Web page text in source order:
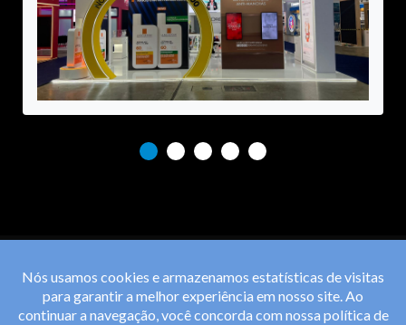
Nós usamos cookies e armazenamos estatísticas de visitas
para garantir a melhor experiência em nosso site. Ao
continuar a navegação, você concorda com nossa política de